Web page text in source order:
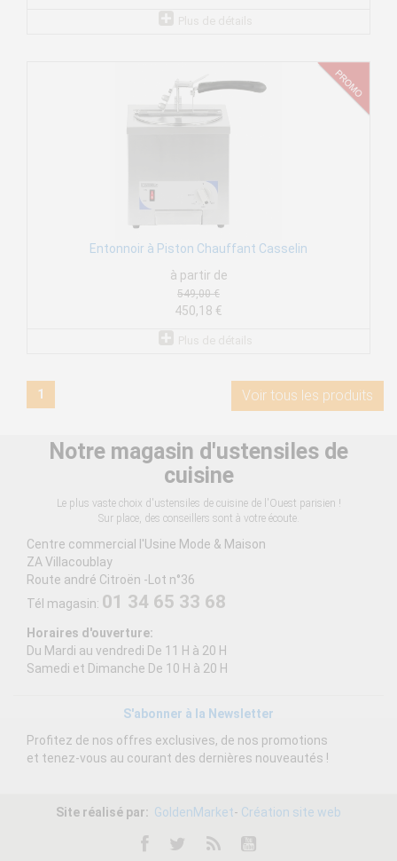
Entonnoir à Piston Chauffant Casselin
à partir de
549,00 €
450,18 €
1 Voir tous les produits
Notre magasin d'ustensiles de
cuisine
Le plus vaste choix d'ustensiles de cuisine de l'Ouest parisien !
Sur place, des conseillers sont à votre écoute.
Centre commercial l'Usine Mode & Maison
ZA Villacoublay
Route andré Citroën -Lot n°36
Tél magasin: 01 34 65 33 68
Horaires d'ouverture:
Du Mardi au vendredi De 11 H à 20 H
Samedi et Dimanche De 10 H à 20 H
S'abonner à la Newsletter
Profitez de nos offres exclusives, de nos promotions
et tenez-vous au courant des dernières nouveautés !
Site réalisé par: GoldenMarket- Création site web